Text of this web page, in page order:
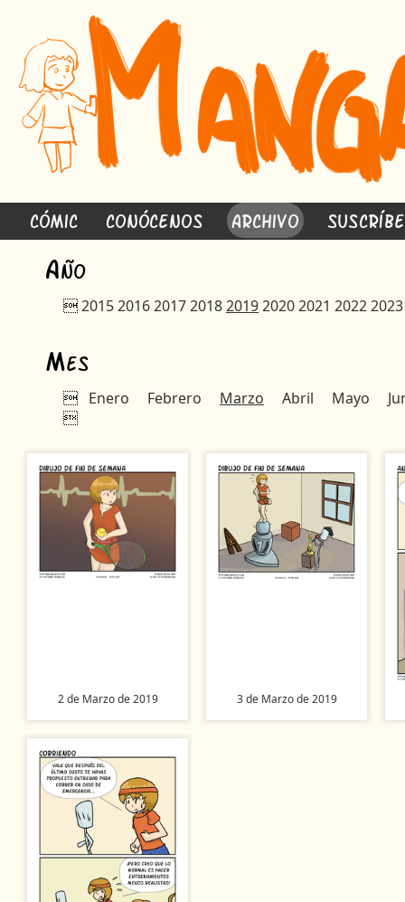
Cómic Conócenos Archivo
Año
2015201620172018201920202021 20222023
Mes
 Enero Febrero Marzo Abril Mayo

2 de Marzo de 2019 3 de Marzo de 2019